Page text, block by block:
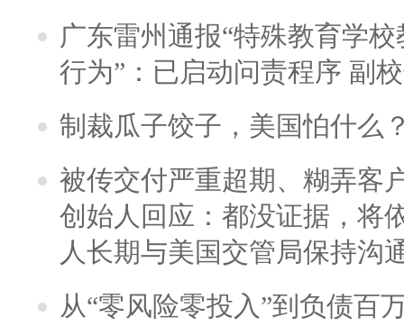
广东雷州通报“特殊教育学
行为”：已启动问责程序 副
制裁瓜子饺子，美国怕什么
被传交付严重超期、糊弄客
创始人回应：都没证据，将
人长期与美国交管局保持沟
从“零风险零投入”到负债百